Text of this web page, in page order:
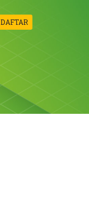
DAFTAR